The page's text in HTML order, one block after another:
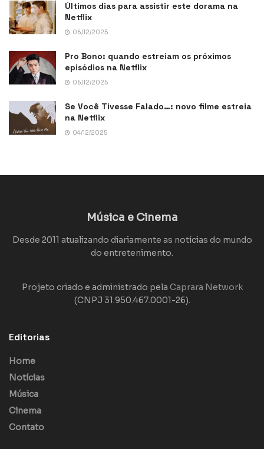
Últimos dias para assistir este dorama na
Netflix
06/12/2025
Pro Bono: quando estreiam os próximos
episódios na Netflix
06/12/2025
Se Você Tivesse Falado…: novo filme estreia
na Netflix
04/12/2025
Música e Cinema
Desde 2011 atualizando diariamente as notícias do mundo
do entretenimento.
Projeto criado e administrado pela Caprara Network
(CNPJ 31.950.467.0001-26).
Editorias
Home
Notícias
Música
Cinema
Contato